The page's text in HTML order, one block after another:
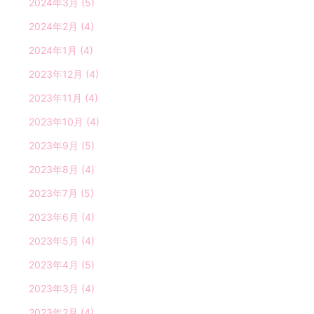
2024年2月 (4)
2024年1月 (4)
2023年12月 (4)
2023年11月 (4)
2023年10月 (4)
2023年9月 (5)
2023年8月 (4)
2023年7月 (5)
2023年6月 (4)
2023年5月 (4)
2023年4月 (5)
2023年3月 (4)